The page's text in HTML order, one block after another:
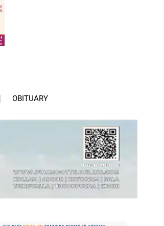
OBITUARY